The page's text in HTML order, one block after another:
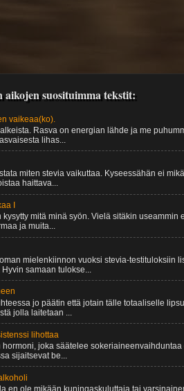
suosituimma tekstit:
vaikeaa(ko).
Rasva on energian lähde ja me
lihas...
miten stevia vaikuttaa. Kyseessähän ei
haittava...
I
kysytty mitä minä syön. Vielä sitäkin
ja muita...
mielenkiinnon vuoksi stevia-testituloksiin
samaan tulokse...
jo päätin että jotain tälle totaaliselle
jolla laitetaan ...
lihottaa
hormoni, joka säätelee
sijaitsevat be...
en ole mikään kuningaskuluttaja tai